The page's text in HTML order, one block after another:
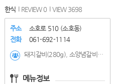
한식 REVIEW 0 VIEW 3698
주소
소호로 510 (소호동)
전화
061-692-1114
돼지갈비(280g), 소양념갈비 (230g), 돼지갈비 정식(점심특선), 육회(대/180g), 매운돼지갈비 (280g), 소양념갈비 정식 (석식), 보리굴비 정식(점심특선), 소양념갈비 정식(점심특선), 더덕고추장무침
메뉴정보